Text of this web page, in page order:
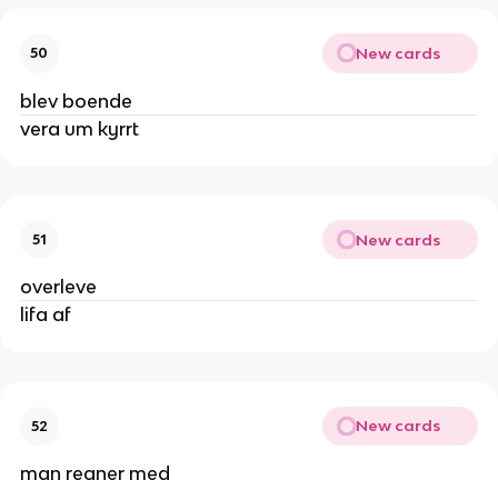
50 New cards
blev boende
vera um kyrrt
51 New cards
overleve
lifa af
52 New cards
man regner med